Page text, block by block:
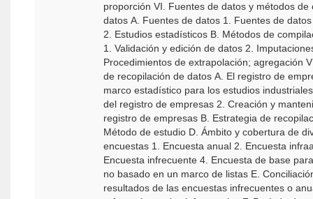
proporción VI. Fuentes de datos y métodos de compilación de
datos A. Fuentes de datos 1. Fuentes de
2. Estudios estadísticos B. Métodos de
1. Validación y edición de datos 2. Imputaciones 3.
Procedimientos de extrapolación; agregación VII. Estrategia
de recopilación de datos A. El registro de
marco estadístico para los estudios industriales 1.
del registro de empresas 2. Creación y
registro de empresas B. Estrategia de
Método de estudio D. Ámbito y cobertura de
encuestas 1. Encuesta anual 2. Encuesta
Encuesta infrecuente 4. Encuesta de base para el segmento
no basado en un marco de listas E.
resultados de las encuestas infrecuentes o